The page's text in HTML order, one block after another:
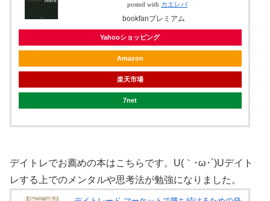
posted with カエレバ
bookfanプレミアム
Yahooショッピング
Amazon
楽天市場
7net
デイトレでお薦めの本はこちらです。U(｀･ω･´)Uデイト
レする上でのメンタルや思考法が勉強になりました。